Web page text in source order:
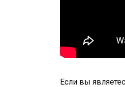
Если вы